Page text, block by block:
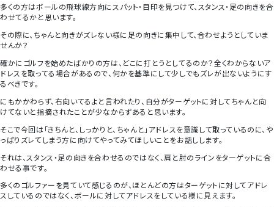
多くの方はボールの飛球線方向にスパット・目印を見つけて、スタンス・足の向きを合
わせてるかと思います。
その際に、ちゃんと向きがズレない様に足の向きに集中して、合わせようとしていま
せんか？
確かにゴルフを始めたばかりの方は、どこに打とうとしてるのか？全くわからないア
ドレスを取ってる場合があるので、何かを基準にして少しでもズレが出ないようにす
るべきです。
にもかかわらず、右向いてるよと言われたり、自分がターゲットに対してちゃんと向
けてないと指摘されたことが少なからずあると思います。
そこで今回は「きちんと、しっかりと、ちゃんと」アドレスを意識して取っているのに、や
っぱりズレてしまう方に向けてやってみてほしいことをお話しします。
それは、スタンス・足の向きを合わせるのではなく、肩と肘のラインをターゲットに合
わせる事です。
多くのゴルファーを見ていて感じるのが、ほとんどの方はターゲットに対してアドレ
スしているのではなく、ボールに対してアドレスをしている様に見えます。